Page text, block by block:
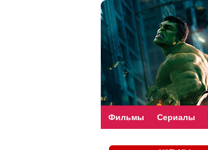
faste-torrent.com
Фильмы Сериалы